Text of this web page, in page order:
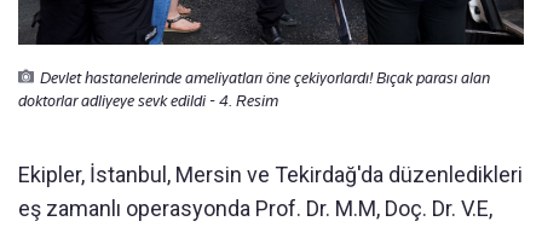
Devlet hastanelerinde ameliyatları öne çekiyorlardı! Bıçak parası alan
doktorlar adliyeye sevk edildi - 4. Resim
Ekipler, İstanbul, Mersin ve Tekirdağ'da düzenledikleri
eş zamanlı operasyonda Prof. Dr. M.M, Doç. Dr. V.E,